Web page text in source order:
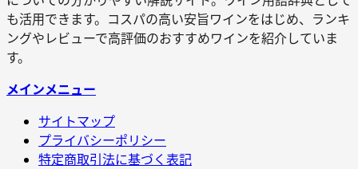
も活用できます。コスパの高い安旨ワインをはじめ、ランキ
ングやレビューで高評価のおすすめワインを紹介していま
す。
メインメニュー
サイトマップ
プライバシーポリシー
特定商取引法に基づく表記